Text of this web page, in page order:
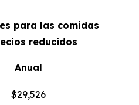
para las comidas
reducidos
Anual
$29,526